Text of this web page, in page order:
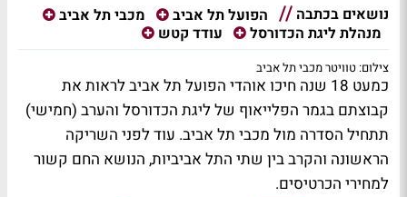
נושאים בכתבה הפועל תל אביב
מכבי תל אביב
מנהלת ליגת הכדורסל
עודד קטש
צילום: טוויטר מכבי תל אביב
כמעט 18 שנה חיכו אוהדי הפועל תל אביב לראות את
קבוצתם בגמר הפלייאוף של ליגת הכדורסל והערב (חמישי)
תתחיל הסדרה מול מכבי תל אביב. עוד לפני השריקה
הראשונה והקרב בין שתי התל אביביות, הנושא החם קשור
למחירי הכרטיסים.